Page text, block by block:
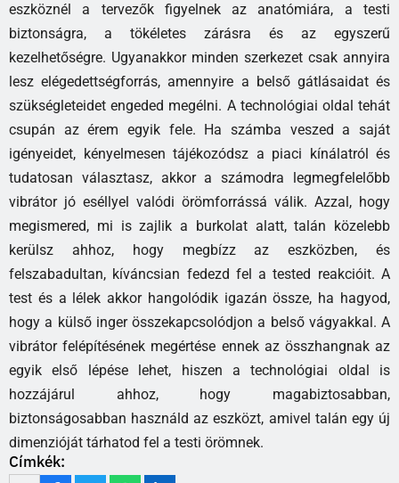
eszköznél a tervezők figyelnek az anatómiára, a testi
biztonságra, a tökéletes zárásra és az egyszerű
kezelhetőségre. Ugyanakkor minden szerkezet csak annyira
lesz elégedettségforrás, amennyire a belső gátlásaidat és
szükségleteidet engeded megélni. A technológiai oldal tehát
csupán az érem egyik fele. Ha számba veszed a saját
igényeidet, kényelmesen tájékozódsz a piaci kínálatról és
tudatosan választasz, akkor a számodra legmegfelelőbb
vibrátor jó eséllyel valódi örömforrássá válik. Azzal, hogy
megismered, mi is zajlik a burkolat alatt, talán közelebb
kerülsz ahhoz, hogy megbízz az eszközben, és
felszabadultan, kíváncsian fedezd fel a tested reakcióit. A
test és a lélek akkor hangolódik igazán össze, ha hagyod,
hogy a külső inger összekapcsolódjon a belső vágyakkal. A
vibrátor felépítésének megértése ennek az összhangnak az
egyik első lépése lehet, hiszen a technológiai oldal is
hozzájárul ahhoz, hogy magabiztosabban,
biztonságosabban használd az eszközt, amivel talán egy új
dimenzióját tárhatod fel a testi örömnek.
Címkék: